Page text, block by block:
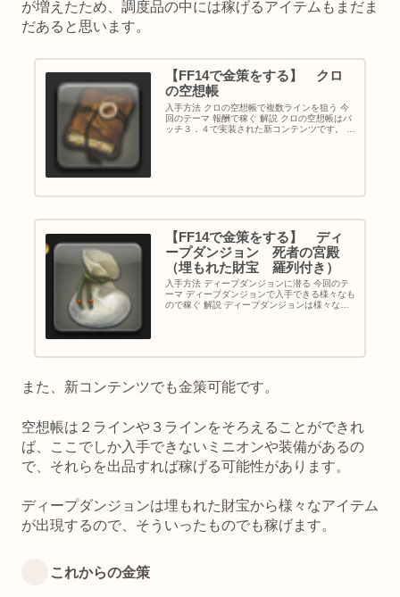
が増えたため、調度品の中には稼げるアイテムもまだま
だあると思います。
【FF14で金策をする】 クロ
の空想帳
入手方法 クロの空想帳で複数ラインを狙う 今
回のテーマ 報酬で稼ぐ 解説 クロの空想帳はパ
ッチ３．４で実装された新コンテンツです。 報
【FF14で金策をする】 ディ
ープダンジョン 死者の宮殿
（埋もれた財宝 羅列付き）
入手方法 ディープダンジョンに潜る 今回のテ
ーマ ディープダンジョンで入手できる様々なも
ので稼ぐ 解説 ディープダンジョンは様々なア
また、新コンテンツでも金策可能です。
空想帳は２ラインや３ラインをそろえることができれ
ば、ここでしか入手できないミニオンや装備があるの
で、それらを出品すれば稼げる可能性があります。
ディープダンジョンは埋もれた財宝から様々なアイテム
が出現するので、そういったものでも稼げます。
これからの金策